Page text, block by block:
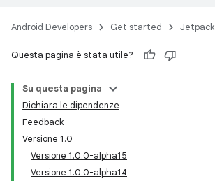
Android Developers Get started Jetpack
Questa pagina è stata utile?
Su questa pagina
Dichiara le dipendenze
Feedback
Versione 1.0
Versione 1.0.0-alpha15
Versione 1.0.0-alpha14